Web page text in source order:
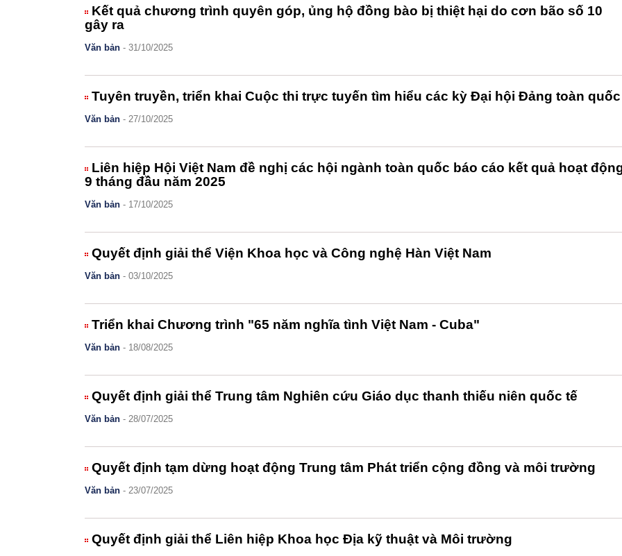
Kết quả chương trình quyên góp, ủng hộ đồng bào bị thiệt hại do cơn bão số 10
gây ra
Văn bản - 31/10/2025
Tuyên truyền, triển khai Cuộc thi trực tuyến tìm hiểu các kỳ Đại hội Đảng toàn quốc
Văn bản - 27/10/2025
Liên hiệp Hội Việt Nam đề nghị các hội ngành toàn quốc báo cáo kết quả hoạt
9 tháng đầu năm 2025
Văn bản - 17/10/2025
Quyết định giải thể Viện Khoa học và Công nghệ Hàn Việt Nam
Văn bản - 03/10/2025
Triển khai Chương trình "65 năm nghĩa tình Việt Nam - Cuba"
Văn bản - 18/08/2025
Quyết định giải thể Trung tâm Nghiên cứu Giáo dục thanh thiếu niên quốc tế
Văn bản - 28/07/2025
Quyết định tạm dừng hoạt động Trung tâm Phát triển cộng đồng và môi trường
Văn bản - 23/07/2025
Quyết định giải thể Liên hiệp Khoa học Địa kỹ thuật và Môi trường